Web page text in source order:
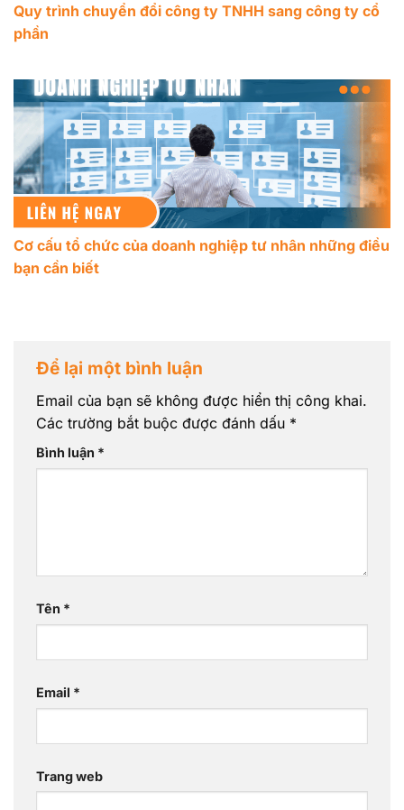
Quy trình chuyển đổi công ty TNHH sang công ty cổ
phần
Cơ cấu tổ chức của doanh nghiệp tư nhân những điều
bạn cần biết
Để lại một bình luận
Email của bạn sẽ không được hiển thị công khai.
Các trường bắt buộc được đánh dấu *
Bình luận *
Tên *
Email *
Trang web